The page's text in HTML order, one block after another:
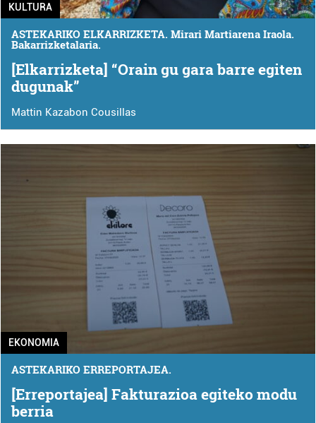
KULTURA
ASTEKARIKO ELKARRIZKETA. Mirari Martiarena Iraola.
Bakarrizketalaria.
[Elkarrizketa] “Orain gu gara barre egiten
dugunak”
Mattin Kazabon Cousillas
EKONOMIA
ASTEKARIKO ERREPORTAJEA.
[Erreportajea] Fakturazioa egiteko modu
berria